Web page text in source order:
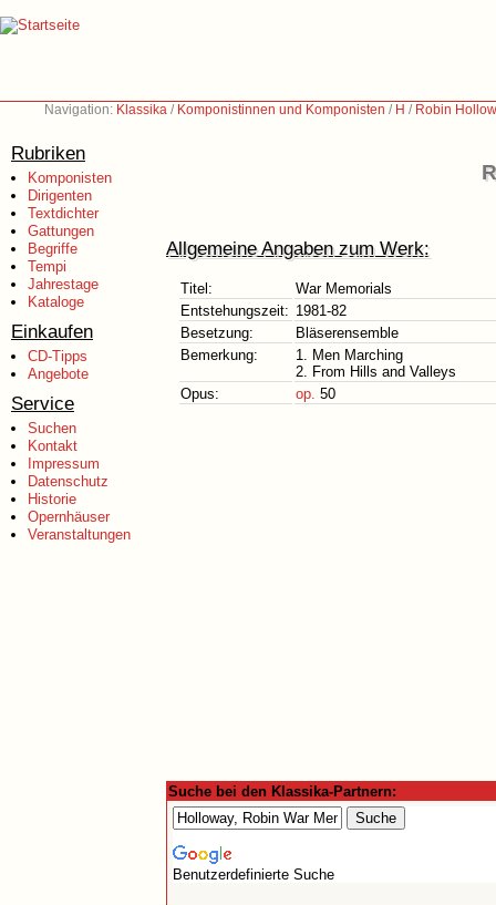
Navigation: Klassika / Komponistinnen und Komponisten / H / Robin
Rubriken
Komponisten
Dirigenten
Textdichter
Gattungen
Begriffe
Tempi
Jahrestage
Kataloge
Einkaufen
CD-Tipps
Angebote
Service
Suchen
Kontakt
Impressum
Datenschutz
Historie
Opernhäuser
Veranstaltungen
Allgemeine Angaben zum Werk:
Titel:
War Memorials
Entstehungszeit: 1981-82
Besetzung:
Bläserensemble
Bemerkung:
1. Men Marching
2. From Hills and Valleys
Opus:
op. 50
Suche bei den Klassika-Partnern:
Benutzerdefinierte Suche